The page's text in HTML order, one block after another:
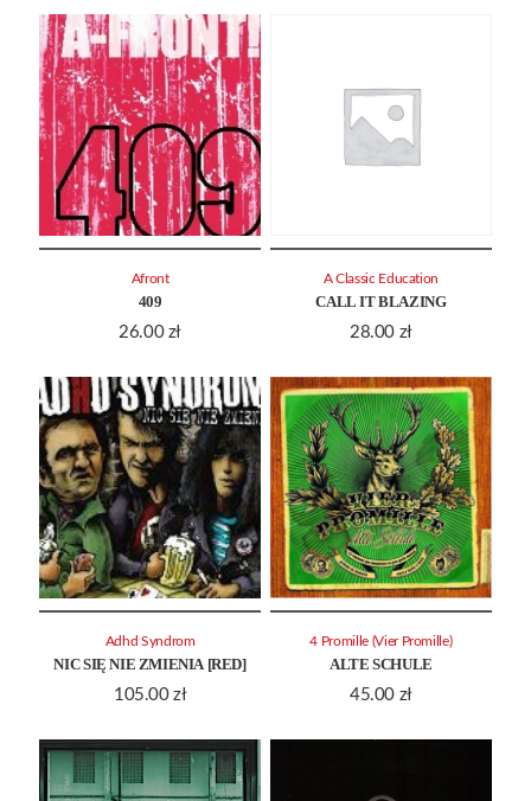
409
26.00 zł
Afront
CALL IT BLAZING
28.00 zł
A Classic Education
NIC SIĘ NIE ZMIENIA [RED]
105.00 zł
Adhd Syndrom
ALTE SCHULE
45.00 zł
4 Promille (Vier Promille)